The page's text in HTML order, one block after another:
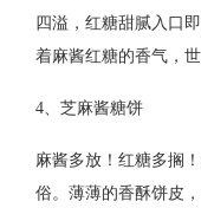
四溢，红糖甜腻入口
着麻酱红糖的香气，
4、芝麻酱糖饼
麻酱多放！红糖多搁
俗。薄薄的香酥饼皮